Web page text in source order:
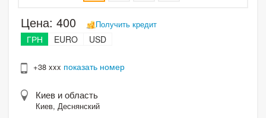
Цена: 400 Получить кредит
ГРН EURO USD
+38 xxx показать номер
Киев и область
Киев, Деснянский